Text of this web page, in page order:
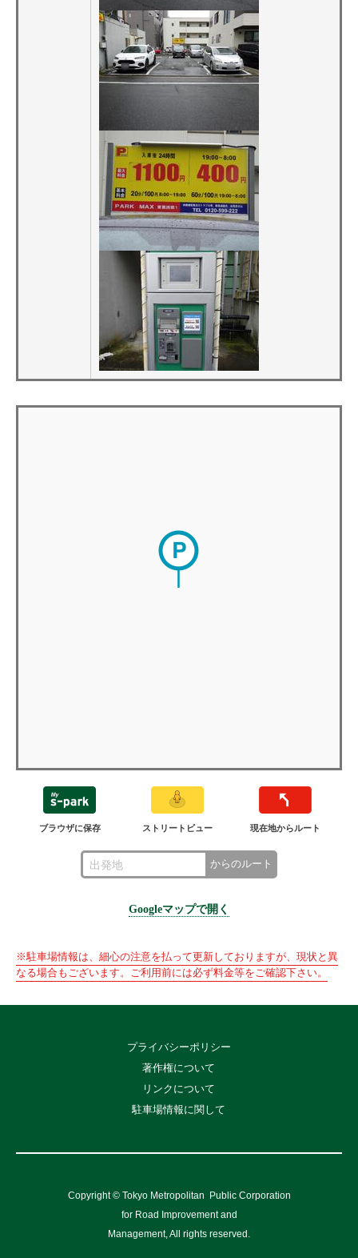
ブラウザに保存 ストリートビュー 現在地からルート
からのルート
Googleマップで開く
※駐車場情報は、細心の注意を払って更新しておりますが、現状と異
なる場合もございます。ご利用前には必ず料金等をご確認下さい。
プライバシーポリシー
著作権について
リンクについて
駐車場情報に関して
Copyright © Tokyo Metropolitan
Public Corporation
for Road Improvement and
Management, All rights reserved.